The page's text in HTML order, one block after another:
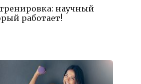
научный
работает!